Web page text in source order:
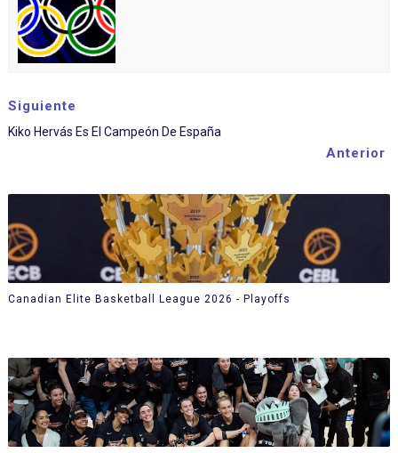
Siguiente
Kiko Hervás Es El Campeón De España
Anterior
Canadian Elite Basketball League 2026 - Playoffs